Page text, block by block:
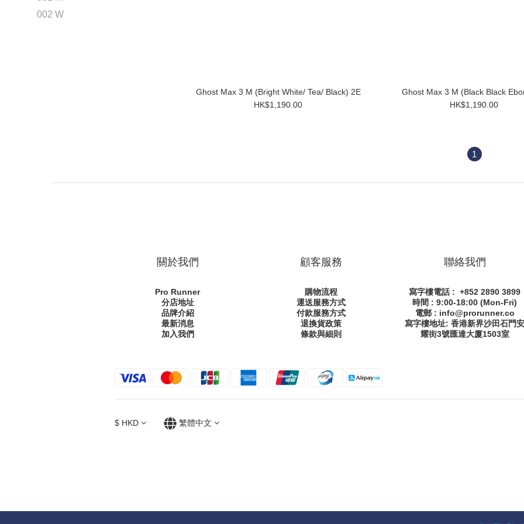
002 W
Ghost Max 3 M (Bright White/ Tea/ Black) 2E
HK$1,190.00
Ghost Max 3 M (Black Black
HK$1,190.00
1
關於我們
Pro Runner
分店地址
品牌介紹
最新消息
加入我們
顧客服務
購物流程
運送服務方式
付款服務方式
退換貨政策
條款與細則
聯絡我們
寫字樓電話 : +852 2890 3899
時間 : 9:00-18:00 (Mon-Fri)
電郵 : info@prorunner.co
寫字樓地址: 香港新界沙田石門
耀街3號匯達大廈1503室
$ HKD 繁體中文